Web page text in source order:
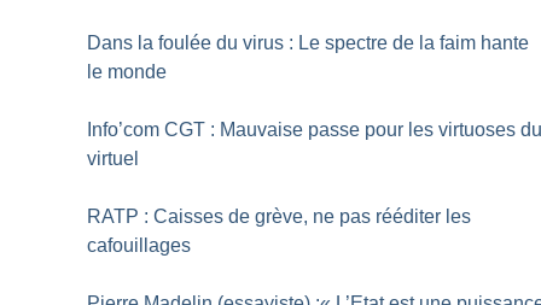
Dans la foulée du virus : Le spectre de la faim hante
le monde
Info’com CGT : Mauvaise passe pour les virtuoses
virtuel
RATP : Caisses de grève, ne pas rééditer les
cafouillages